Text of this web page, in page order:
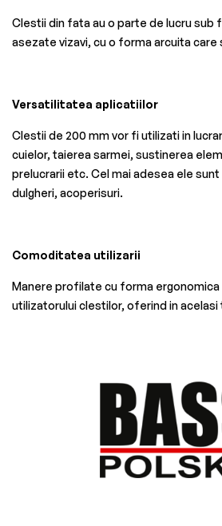
Clestii din fata au o parte de lucru sub
asezate vizavi, cu o forma arcuita care
Versatilitatea aplicatiilor
Clestii de 200 mm vor fi utilizati in
cuielor, taierea sarmei, sustinerea
prelucrarii etc. Cel mai adesea ele
dulgheri, acoperisuri.
Comoditatea utilizarii
Manere profilate cu forma
utilizatorului clestilor, oferind in